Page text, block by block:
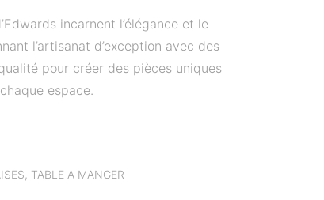
incarnent l’élégance et le
l’artisanat d’exception avec des
pour créer des pièces uniques
espace.
, TABLE A MANGER